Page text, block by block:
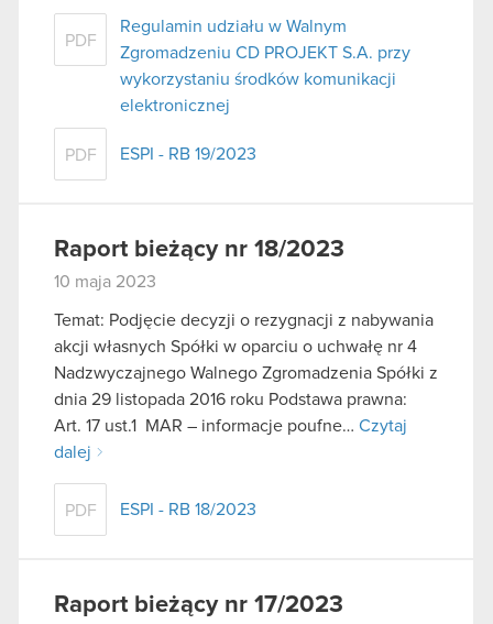
PDF
Regulamin udziału w Walnym
Zgromadzeniu CD PROJEKT S.A. przy
wykorzystaniu środków komunikacji
elektronicznej
PDF ESPI - RB 19/2023
Raport bieżący nr 18/2023
10 maja 2023
Temat: Podjęcie decyzji o rezygnacji z nabywania
akcji własnych Spółki w oparciu o uchwałę nr 4
Nadzwyczajnego Walnego Zgromadzenia Spółki z
dnia 29 listopada 2016 roku Podstawa prawna:
Art. 17 ust.1 MAR – informacje poufne… Czytaj
dalej
PDF ESPI - RB 18/2023
Raport bieżący nr 17/2023